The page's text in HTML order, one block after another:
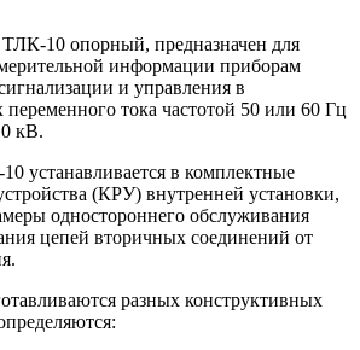
10 опорный, предназначен для
информации приборам
и управления в
переменного тока частотой 50 или 60 Гц
кВ.
устанавливается в комплектные
(КРУ) внутренней установки,
одностороннего обслуживания
цепей вторичных соединений от
разных конструктивных